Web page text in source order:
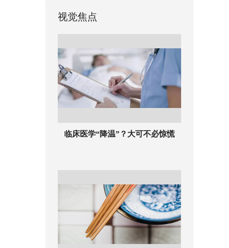
视觉焦点
临床医学“降温”？大可不必惊慌